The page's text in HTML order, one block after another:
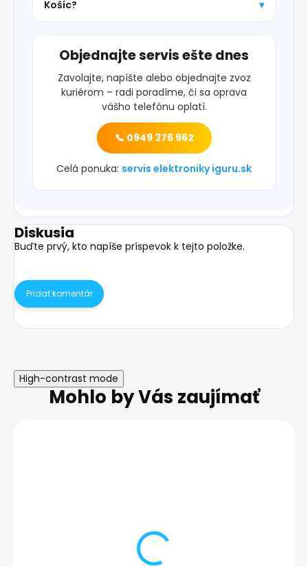
Košíc?
Objednajte servis ešte dnes
Zavolajte, napíšte alebo objednajte zvoz
kuriérom – radi poradíme, či sa oprava
vášho telefónu oplatí.
📞 0949 376 962
Celá ponuka: servis elektroniky iguru.sk
Diskusia
Buďte prvý, kto napíše príspevok k tejto položke.
Pridať komentár
High-contrast mode
Mohlo by Vás zaujímať